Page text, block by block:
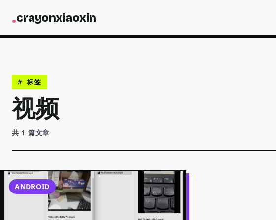
.crayonxiaoxin
# 标签
视频
共 1 篇文章
ANDROID